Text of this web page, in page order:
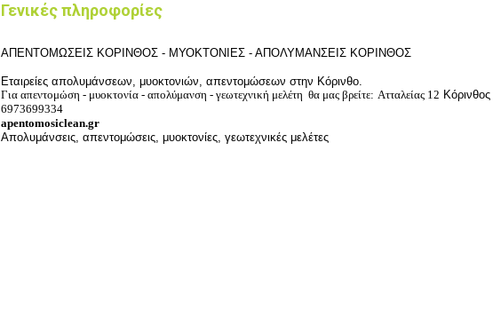
Γενικές πληροφορίες
ΑΠΕΝΤΟΜΩΣΕΙΣ ΚΟΡΙΝΘΟΣ - ΜΥΟΚΤΟΝΙΕΣ - ΑΠΟΛΥΜΑΝΣΕΙΣ ΚΟΡΙΝΘΟΣ
Εταιρείες απολυμάνσεων, μυοκτονιών, απεντομώσεων στην Κόρινθο.
Για απεντομώση - μυοκτονία - απολύμανση - γεωτεχνική μελέτη θα μας βρείτε: Ατταλείας 12 Κόρινθος
6973699334
apentomosiclean.gr
Απολυμάνσεις, απεντομώσεις, μυοκτονίες, γεωτεχνικές μελέτες